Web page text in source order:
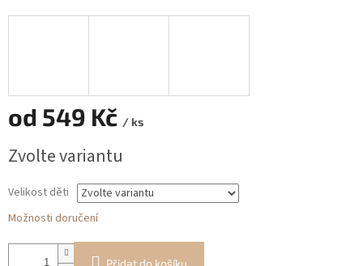
od 549 Kč / ks
cena:
Zvolte variantu
Velikost děti
Možnosti doručení